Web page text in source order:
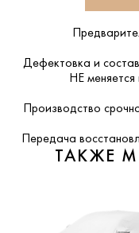
Дефектовка и
НЕ
Производство
Передача
ТАКЖЕ